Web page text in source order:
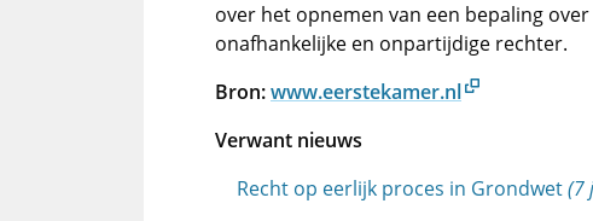
over het opnemen van een bepaling
onafhankelijke en onpartijdige rechter.
Bron:www.eerstekamer.nl
Verwant nieuws
Recht op eerlijk proces in Grondwet(7